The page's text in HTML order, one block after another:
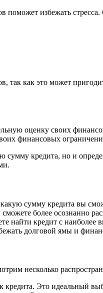
избежать
как это может
оценку своих
финансовых
кредита, но и
сумму кредита вы
более осознанно
найти кредит с наиболее
долговой ямы и
несколько
кредита. Это идеальный